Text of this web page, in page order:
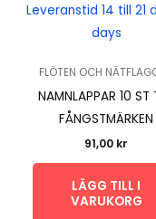
Leveranstid 14 till 21
days
FLÖTEN OCH
NAMNLAPPAR 10 ST
FÅNGSTMÄRKEN
91,00 kr
LÄGG TILL I
VARUKORG